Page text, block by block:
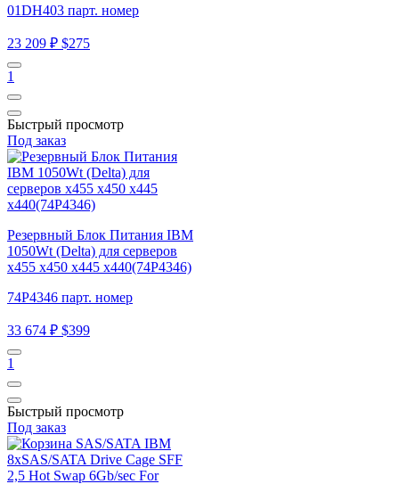
01DH403 парт. номер
23 209 ₽ $275
1
Быстрый просмотр
Под заказ
Резервный Блок Питания IBM
1050Wt (Delta) для серверов
x455 x450 x445 x440(74P4346)
74P4346 парт. номер
33 674 ₽ $399
1
Быстрый просмотр
Под заказ